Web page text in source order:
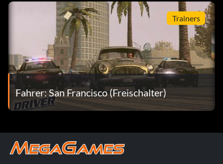
Trainers
Fahrer: San Francisco (Freischalter)